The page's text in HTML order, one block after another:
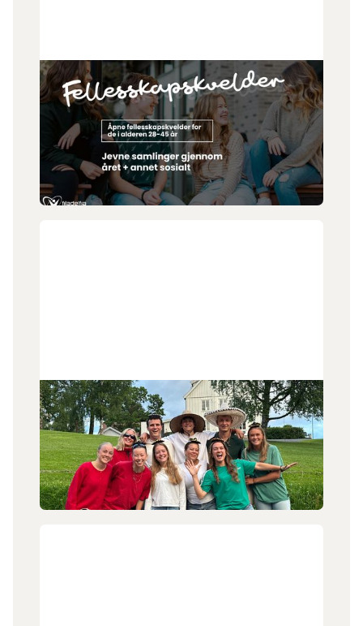
1.7.2026
Fellesskapskveld 28-45
Er du i alderen 28-45 år? Fellesskapskveld
arrangerer månedlige treff og andre spontane
happenings. Vi er blitt en god gjeng og har plass til
flere!
30 .6.2026
Tilbake i Norge igjen
Emilie Daland (22) og teamet hun har ledet i
Mexico er nå tilbake i Norge eller sine forskjellige
hjemland etter avsluttet tjeneste.